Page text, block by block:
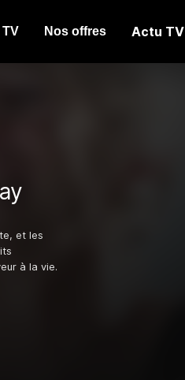
Nos offres Actu TV
et les
à la vie.